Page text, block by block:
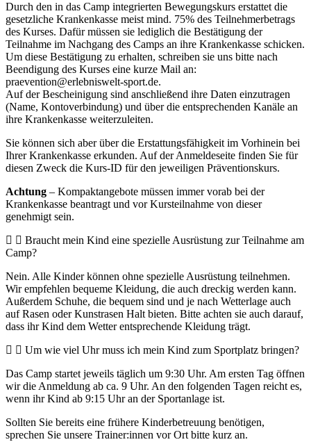
Durch den in das Camp integrierten Bewegungskurs erstattet die
gesetzliche Krankenkasse meist mind. 75% des Teilnehmerbetrags
des Kurses. Dafür müssen sie lediglich die Bestätigung der
Teilnahme im Nachgang des Camps an ihre Krankenkasse schicken.
Um diese Bestätigung zu erhalten, schreiben sie uns bitte nach
Beendigung des Kurses eine kurze Mail an:
praevention@erlebniswelt-sport.de.
Auf der Bescheinigung sind anschließend ihre Daten einzutragen
(Name, Kontoverbindung) und über die entsprechenden Kanäle an
ihre Krankenkasse weiterzuleiten.
Sie können sich aber über die Erstattungsfähigkeit im Vorhinein bei
Ihrer Krankenkasse erkunden. Auf der Anmeldeseite finden Sie für
diesen Zweck die Kurs-ID für den jeweiligen Präventionskurs.
Achtung – Kompaktangebote müssen immer vorab bei der
Krankenkasse beantragt und vor Kursteilnahme von dieser
genehmigt sein.
Braucht mein Kind eine spezielle Ausrüstung zur Teilnahme am
Camp?
Nein. Alle Kinder können ohne spezielle Ausrüstung teilnehmen.
Wir empfehlen bequeme Kleidung, die auch dreckig werden kann.
Außerdem Schuhe, die bequem sind und je nach Wetterlage auch
auf Rasen oder Kunstrasen Halt bieten. Bitte achten sie auch darauf,
dass ihr Kind dem Wetter entsprechende Kleidung trägt.
Um wie viel Uhr muss ich mein Kind zum Sportplatz bringen?
Das Camp startet jeweils täglich um 9:30 Uhr. Am ersten Tag öffnen
wir die Anmeldung ab ca. 9 Uhr. An den folgenden Tagen reicht es,
wenn ihr Kind ab 9:15 Uhr an der Sportanlage ist.
Sollten Sie bereits eine frühere Kinderbetreuung benötigen,
sprechen Sie unsere Trainer:innen vor Ort bitte kurz an.